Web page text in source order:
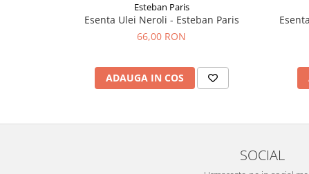
Esteban Paris
Esenta Ulei Neroli - Esteban Paris
66,00 RON
ADAUGA IN COS
SOCIAL